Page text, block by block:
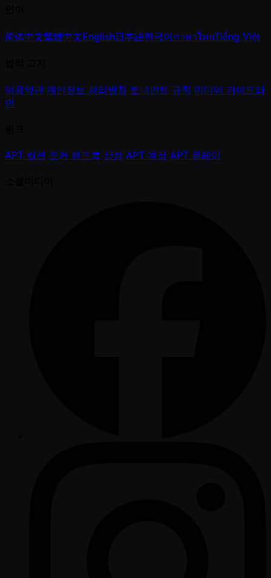
简体中文繁體中文English日本語한국어ภาษาไทยTiếng Việt
이용약관 개인정보 처리방침 토너먼트 규칙 미디어 가이드라
인
APT 링크 포커 핸드북 상점 APT 계정 APT 플레이